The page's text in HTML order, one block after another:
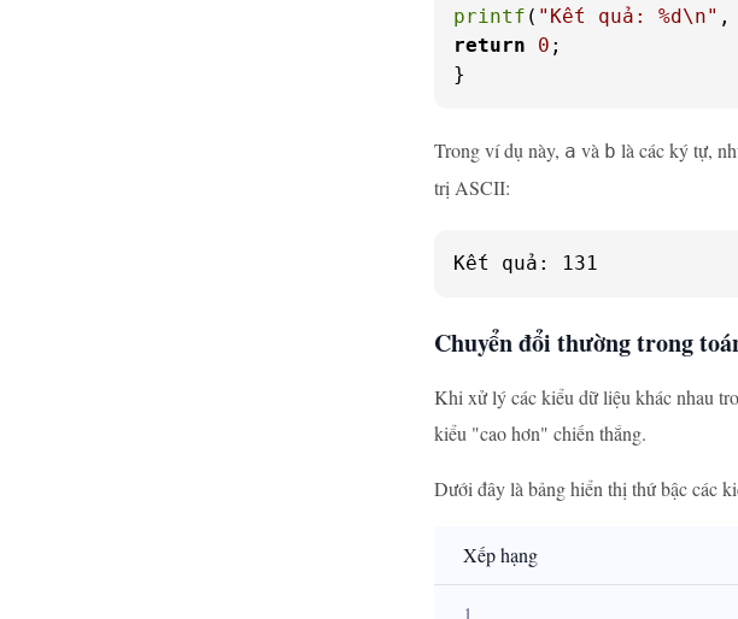
printf ( "Kết quả: %d\n" ,
return
0 ;
}
Trong ví dụ này, a và b là các ký tự,
trị ASCII:
Kết quả: 131
Chuyển đổi thường trong
Khi xử lý các kiểu dữ liệu khác nhau
kiểu "cao hơn" chiến thắng.
Dưới đây là bảng hiển thị thứ bậc các
Xếp hạng
1